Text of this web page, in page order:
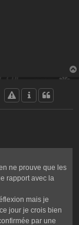
ne prouve que les
rapport avec la
mais je
jour je crois bien
par une